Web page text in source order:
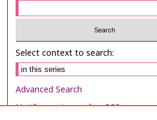
Select context to search:
Advanced Search
Notify me via email orRSS